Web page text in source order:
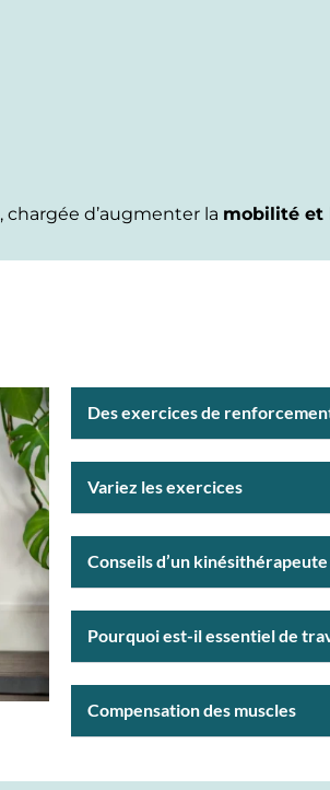
, chargée d’augmenter la mobilité et
Des exercices de
Variez les exercices
Conseils d’un kinésithérapeute
Pourquoi est-il essentiel de
Compensation des muscles